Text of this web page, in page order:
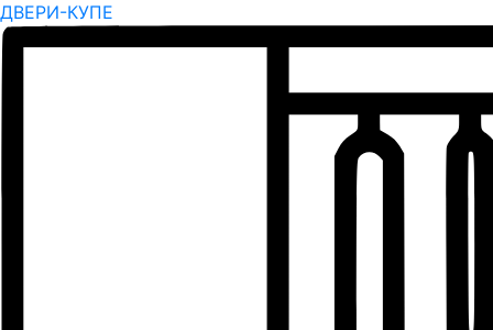
ДВЕРИ-КУПЕ